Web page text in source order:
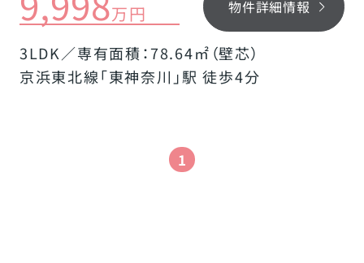
万円 物件詳細情報
3LDK／専有面積：78.64㎡（壁芯）
京浜東北線「東神奈川」駅 徒歩4分
1